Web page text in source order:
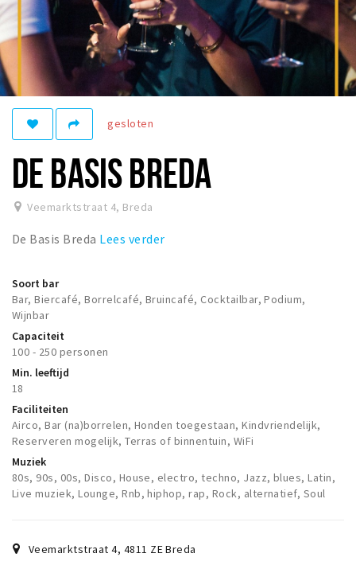
Studentenroutes
New in town? Check FAQ!
WONEN
Woonruimte
Inschrijven gemeente
Zorgverzekering
Huisarts en eerste hulp
Q&A
Breda Student Shop
Draai aan het rad!
VRIJE TIJD
Sport
Nieuws
Agenda
Bezienswaardigheden
Musea, theaters & podia
Uitjes & activiteiten
Natuurgebieden
gesloten
DE BASIS BREDA
Veemarktstraat 4, Breda
De Basis Breda Lees verder
Soort bar
Bar, Biercafé, Borrelcafé, Bruincafé, Cocktailbar, Podium,
Wijnbar
Capaciteit
100 - 250 personen
Min. leeftijd
18
Faciliteiten
Airco, Bar (na)borrelen, Honden toegestaan, Kindvriendelijk,
Reserveren mogelijk, Terras of binnentuin, WiFi
Muziek
80s, 90s, 00s, Disco, House, electro, techno, Jazz, blues, Latin,
Live muziek, Lounge, Rnb, hiphop, rap, Rock, alternatief, Soul
Veemarktstraat 4, 4811 ZEBreda